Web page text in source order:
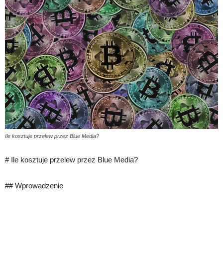
Ile kosztuje przelew przez Blue Media?
# Ile kosztuje przelew przez Blue Media?
## Wprowadzenie